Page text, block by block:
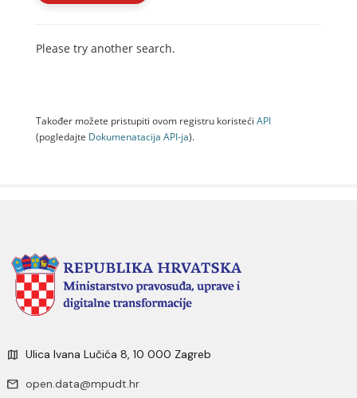
Please try another search.
Također možete pristupiti ovom registru koristeći API
(pogledajte Dokumenаtаcijа API-jа).